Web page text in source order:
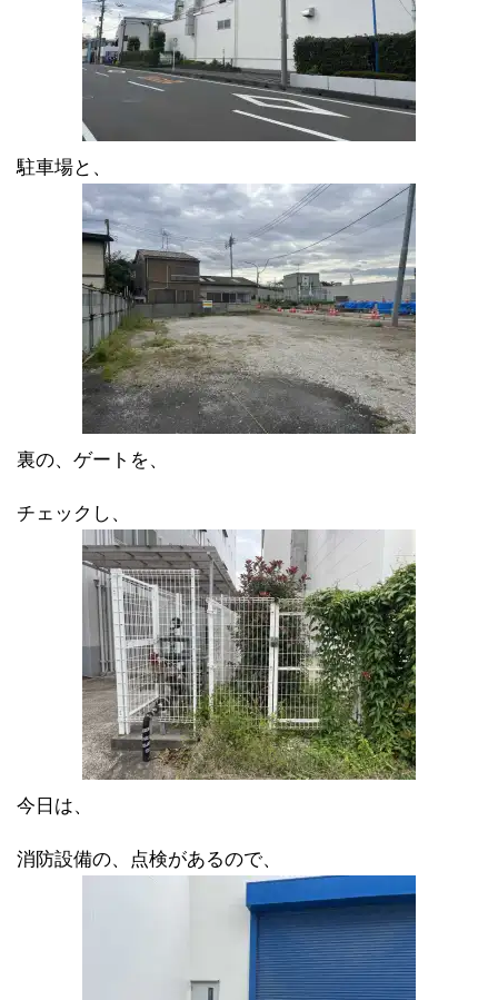
駐車場と、
裏の、ゲートを、
チェックし、
今日は、
消防設備の、点検があるので、